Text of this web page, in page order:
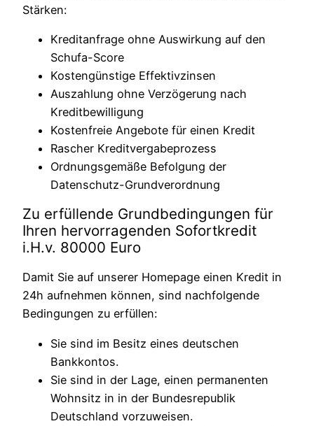
Stärken:
Kreditanfrage ohne Auswirkung auf den
Schufa-Score
Kostengünstige Effektivzinsen
Auszahlung ohne Verzögerung nach
Kreditbewilligung
Kostenfreie Angebote für einen Kredit
Rascher Kreditvergabeprozess
Ordnungsgemäße Befolgung der
Datenschutz-Grundverordnung
Zu erfüllende Grundbedingungen für
Ihren hervorragenden Sofortkredit
i.H.v. 80000 Euro
Damit Sie auf unserer Homepage einen Kredit in
24h aufnehmen können, sind nachfolgende
Bedingungen zu erfüllen:
Sie sind im Besitz eines deutschen
Bankkontos.
Sie sind in der Lage, einen permanenten
Wohnsitz in in der Bundesrepublik
Deutschland vorzuweisen.